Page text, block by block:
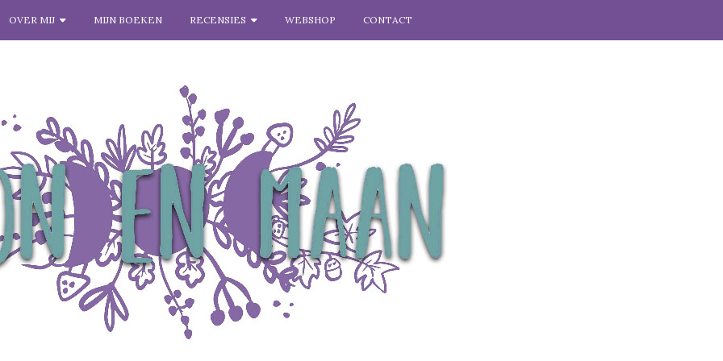
OVER MIJ MIJN BOEKEN RECENSIES WEBSHOP CONTACT